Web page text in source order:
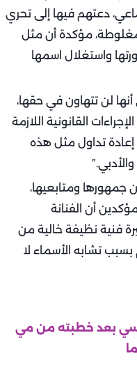
دعتهم فيها إلى تحري
مؤكدة أن مثل
واستغلال اسمها
لن تتهاون في حقها،
القانونية اللازمة
تداول مثل هذه
جمهورها ومتابعيها،
أن الفنانة
فنية نظيفة خالية من
تشابه الأسماء لا
بعد خطبته من مي